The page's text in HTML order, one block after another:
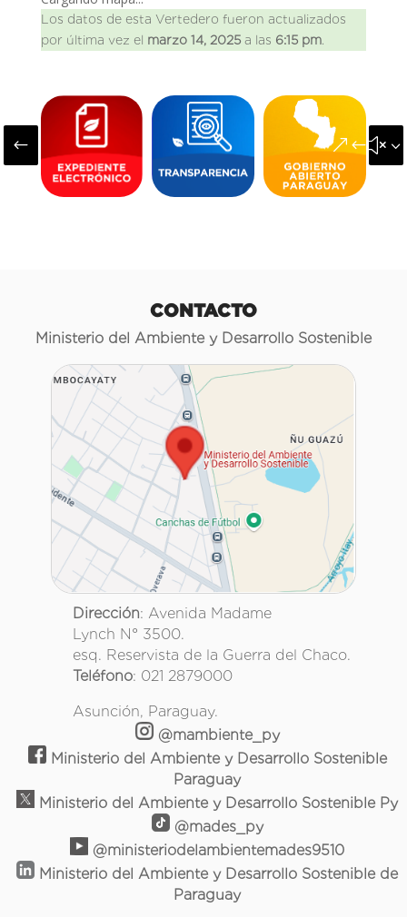
Los datos de esta Vertedero fueron actualizados
por última vez el marzo 14, 2025a las 6:15 pm.
#
CONTACTO
Ministerio del Ambiente y Desarrollo Sostenible
Dirección: Avenida Madame
Lynch N° 3500.
esq. Reservista de la Guerra del Chaco.
Teléfono: 021 2879000
Asunción, Paraguay.
@mambiente_py
Ministerio del Ambiente y Desarrollo Sostenible
Paraguay
Ministerio del Ambiente y Desarrollo Sostenible Py
@mades_py
@ministeriodelambientemades9510
Ministerio del Ambiente y Desarrollo Sostenible de
Paraguay